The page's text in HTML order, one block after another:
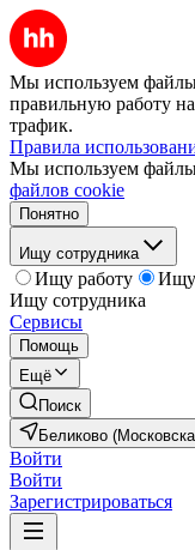
Мы используем файлы
правильную работу
трафик.
Правила
Мы используем
файлов cookie
Понятно
Ищу сотрудника
Ищу работу
Ищу
Ищу сотрудника
Сервисы
Помощь
Ещё
Поиск
Беликово
Войти
Войти
Зарегистрироваться